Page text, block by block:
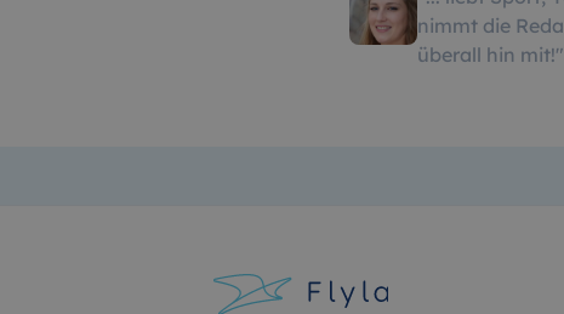
nimmt die
überall hin mit!"